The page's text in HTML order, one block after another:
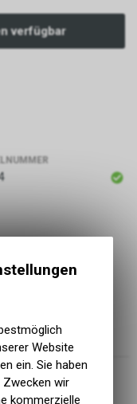
verfügbar
Website
ein. Sie haben
Zwecken wir
kommerzielle